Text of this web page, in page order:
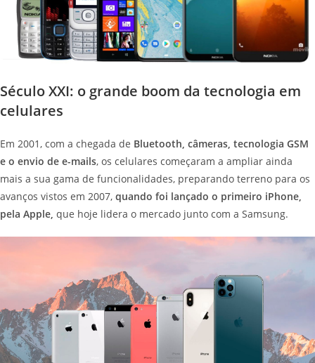
Século XXI: o grande boom da tecnologia em
celulares
Em 2001, com a chegada de Bluetooth, câmeras, tecnologia GSM
e o envio de e-mails, os celulares começaram a ampliar ainda
mais a sua gama de funcionalidades, preparando terreno para os
avanços vistos em 2007, quando foi lançado o primeiro iPhone,
pela Apple, que hoje lidera o mercado junto com a Samsung.